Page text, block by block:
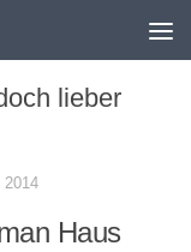
lieber
2014
Haus